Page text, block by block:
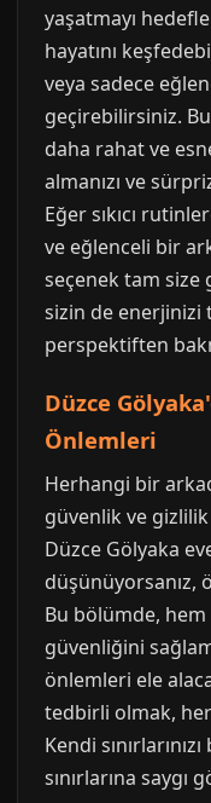
yaşatmayı
hayatını
veya sadece
geçirebilirsiniz.
daha rahat ve
almanızı ve
Eğer sıkıcı
ve eğlenceli bir
seçenek tam size
sizin de enerjinizi
perspektiften
Düzce
Önlemleri
Herhangi bir
güvenlik ve
Düzce Gölyaka
düşünüyorsanız,
Bu bölümde, hem
güvenliğini
önlemleri ele
tedbirli olmak,
Kendi
sınırlarına saygı